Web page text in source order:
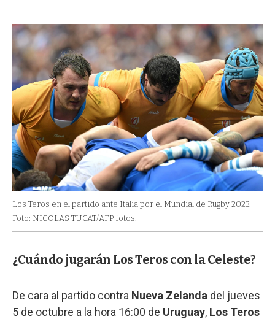
Los Teros en el partido ante Italia por el Mundial de Rugby 2023.
Foto: NICOLAS TUCAT/AFP fotos.
¿Cuándo jugarán Los Teros con la Celeste?
De cara al partido contra Nueva Zelanda del jueves
5 de octubre a la hora 16:00 de Uruguay, Los Teros